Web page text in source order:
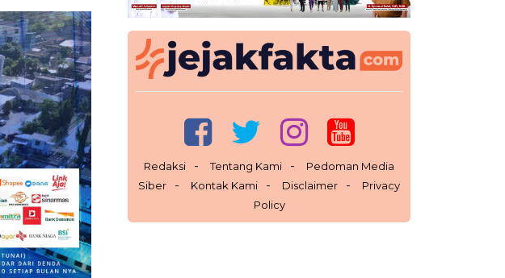
Redaksi Tentang Kami
Pedoman Media
Siber
Kontak Kami Disclaimer
Privacy
Policy